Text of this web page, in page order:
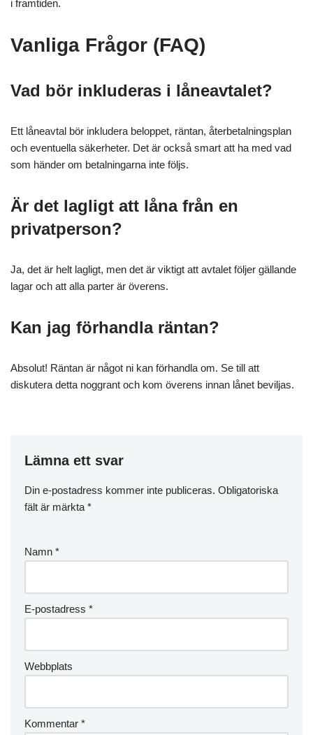
i framtiden.
Vanliga Frågor (FAQ)
Vad bör inkluderas i låneavtalet?
Ett låneavtal bör inkludera beloppet, räntan, återbetalningsplan
och eventuella säkerheter. Det är också smart att ha med vad
som händer om betalningarna inte följs.
Är det lagligt att låna från en
privatperson?
Ja, det är helt lagligt, men det är viktigt att avtalet följer gällande
lagar och att alla parter är överens.
Kan jag förhandla räntan?
Absolut! Räntan är något ni kan förhandla om. Se till att
diskutera detta noggrant och kom överens innan lånet beviljas.
Lämna ett svar
Din e-postadress kommer inte publiceras. Obligatoriska
fält är märkta *
Namn *
E-postadress *
Webbplats
Kommentar *